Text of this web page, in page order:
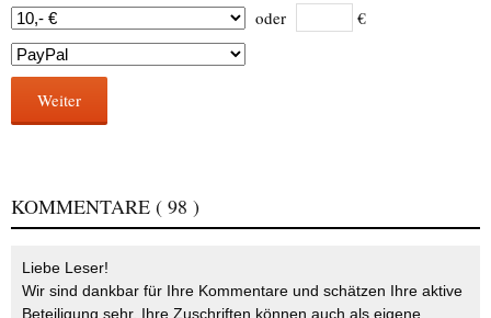
oder €
Weiter
KOMMENTARE ( 98 )
Liebe Leser!
Wir sind dankbar für Ihre Kommentare und schätzen Ihre aktive
Beteiligung sehr. Ihre Zuschriften können auch als eigene